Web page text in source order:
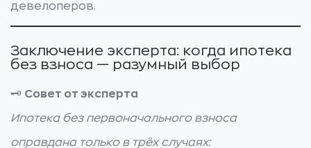
девелоперов.
Заключение эксперта: когда ипотека
без взноса — разумный выбор
🗝️ Совет от эксперта
Ипотека без первоначального взноса
оправдана только в трёх случаях: